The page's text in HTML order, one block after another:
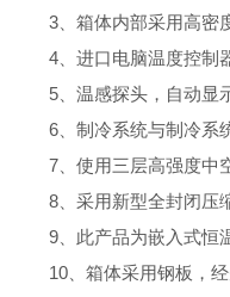
3、箱体内部采用高密
4、进口电脑温度控制
5、温感探头，自动显
6、制冷系统与制冷系
7、使用三层高强度中
8、采用新型全封闭压
9、此产品为嵌入式恒
10、箱体采用钢板，